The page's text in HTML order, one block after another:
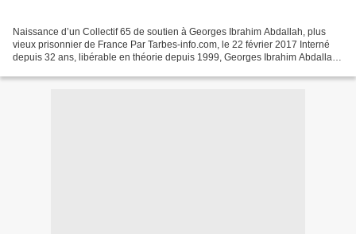
Naissance d’un Collectif 65 de soutien à Georges Ibrahim Abdallah, plus
vieux prisonnier de France Par Tarbes-info.com, le 22 février 2017 Interné
depuis 32 ans, libérable en théorie depuis 1999, Georges Ibrahim Abdallah